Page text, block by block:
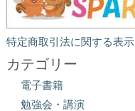
特定商取引法に関する表示
カテゴリー
電子書籍
勉強会・講演